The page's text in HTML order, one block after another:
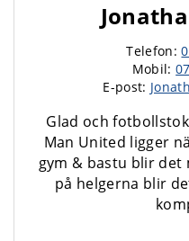
Telefon:
Mobil:
E-post:
Glad och
Man United ligger
gym & bastu blir det
på helgerna blir